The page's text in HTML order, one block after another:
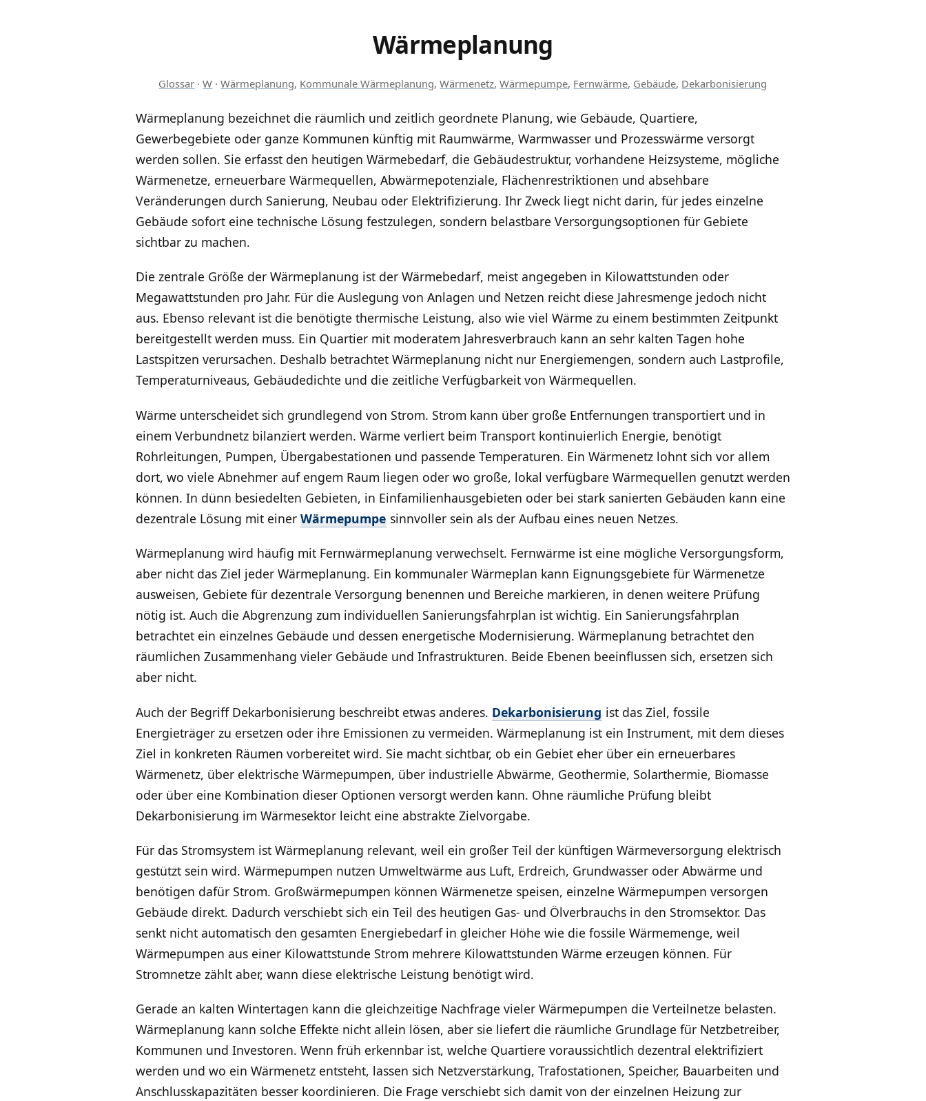
Wärmeplanung
Glossar ·W ·Wärmeplanung, Kommunale Wärmeplanung,Wärmenetz,Wärmepumpe, Fernwärme, Gebäude, Dekarbonisierung
Wärmeplanung bezeichnet die räumlich und zeitlich geordnete Planung, wie Gebäude, Quartiere,
Gewerbegebiete oder ganze Kommunen künftig mit Raumwärme, Warmwasser und Prozesswärme versorgt
werden sollen. Sie erfasst den heutigen Wärmebedarf, die Gebäudestruktur, vorhandene Heizsysteme, mögliche
Wärmenetze, erneuerbare Wärmequellen, Abwärmepotenziale, Flächenrestriktionen und absehbare
Veränderungen durch Sanierung, Neubau oder Elektrifizierung. Ihr Zweck liegt nicht darin, für jedes einzelne
Gebäude sofort eine technische Lösung festzulegen, sondern belastbare Versorgungsoptionen für Gebiete
sichtbar zu machen.
Die zentrale Größe der Wärmeplanung ist der Wärmebedarf, meist angegeben in Kilowattstunden oder
Megawattstunden pro Jahr. Für die Auslegung von Anlagen und Netzen reicht diese Jahresmenge jedoch nicht
aus. Ebenso relevant ist die benötigte thermische Leistung, also wie viel Wärme zu einem bestimmten Zeitpunkt
bereitgestellt werden muss. Ein Quartier mit moderatem Jahresverbrauch kann an sehr kalten Tagen hohe
Lastspitzen verursachen. Deshalb betrachtet Wärmeplanung nicht nur Energiemengen, sondern auch Lastprofile,
Temperaturniveaus, Gebäudedichte und die zeitliche Verfügbarkeit von Wärmequellen.
Wärme unterscheidet sich grundlegend von Strom. Strom kann über große Entfernungen transportiert und in
einem Verbundnetz bilanziert werden. Wärme verliert beim Transport kontinuierlich Energie, benötigt
Rohrleitungen, Pumpen, Übergabestationen und passende Temperaturen. Ein Wärmenetz lohnt sich vor allem
dort, wo viele Abnehmer auf engem Raum liegen oder wo große, lokal verfügbare Wärmequellen genutzt werden
können. In dünn besiedelten Gebieten, in Einfamilienhausgebieten oder bei stark sanierten Gebäuden kann eine
dezentrale Lösung mit einer Wärmepumpe sinnvoller sein als der Aufbau eines neuen Netzes.
Wärmeplanung wird häufig mit Fernwärmeplanung verwechselt. Fernwärme ist eine mögliche Versorgungsform,
aber nicht das Ziel jeder Wärmeplanung. Ein kommunaler Wärmeplan kann Eignungsgebiete für Wärmenetze
ausweisen, Gebiete für dezentrale Versorgung benennen und Bereiche markieren, in denen weitere Prüfung
nötig ist. Auch die Abgrenzung zum individuellen Sanierungsfahrplan ist wichtig. Ein Sanierungsfahrplan
betrachtet ein einzelnes Gebäude und dessen energetische Modernisierung. Wärmeplanung betrachtet den
räumlichen Zusammenhang vieler Gebäude und Infrastrukturen. Beide Ebenen beeinflussen sich, ersetzen sich
aber nicht.
Auch der Begriff Dekarbonisierung beschreibt etwas anderes. Dekarbonisierung ist das Ziel, fossile
Energieträger zu ersetzen oder ihre Emissionen zu vermeiden. Wärmeplanung ist ein Instrument, mit dem dieses
Ziel in konkreten Räumen vorbereitet wird. Sie macht sichtbar, ob ein Gebiet eher über ein erneuerbares
Wärmenetz, über elektrische Wärmepumpen, über industrielle Abwärme, Geothermie, Solarthermie, Biomasse
oder über eine Kombination dieser Optionen versorgt werden kann. Ohne räumliche Prüfung bleibt
Dekarbonisierung im Wärmesektor leicht eine abstrakte Zielvorgabe.
Für das Stromsystem ist Wärmeplanung relevant, weil ein großer Teil der künftigen Wärmeversorgung elektrisch
gestützt sein wird. Wärmepumpen nutzen Umweltwärme aus Luft, Erdreich, Grundwasser oder Abwärme und
benötigen dafür Strom. Großwärmepumpen können Wärmenetze speisen, einzelne Wärmepumpen versorgen
Gebäude direkt. Dadurch verschiebt sich ein Teil des heutigen Gas- und Ölverbrauchs in den Stromsektor. Das
senkt nicht automatisch den gesamten Energiebedarf in gleicher Höhe wie die fossile Wärmemenge, weil
Wärmepumpen aus einer Kilowattstunde Strom mehrere Kilowattstunden Wärme erzeugen können. Für
Stromnetze zählt aber, wann diese elektrische Leistung benötigt wird.
Gerade an kalten Wintertagen kann die gleichzeitige Nachfrage vieler Wärmepumpen die Verteilnetze belasten.
Wärmeplanung kann solche Effekte nicht allein lösen, aber sie liefert die räumliche Grundlage für Netzbetreiber,
Kommunen und Investoren. Wenn früh erkennbar ist, welche Quartiere voraussichtlich dezentral elektrifiziert
werden und wo ein Wärmenetz entsteht, lassen sich Netzverstärkung, Trafostationen, Speicher, Bauarbeiten und
Anschlusskapazitäten besser koordinieren. Die Frage verschiebt sich damit von der einzelnen Heizung zur